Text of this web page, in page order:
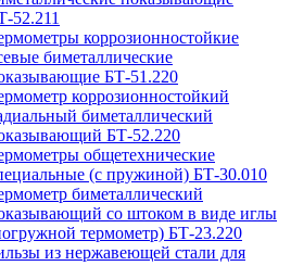
52.211
коррозионностойкие
биметаллические
БТ-51.220
коррозионностойкий
биметаллический
БТ-52.220
общетехнические
(с пружиной) БТ-30.010
биметаллический
со штоком в виде иглы
термометр) БТ-23.220
из нержавеющей стали для